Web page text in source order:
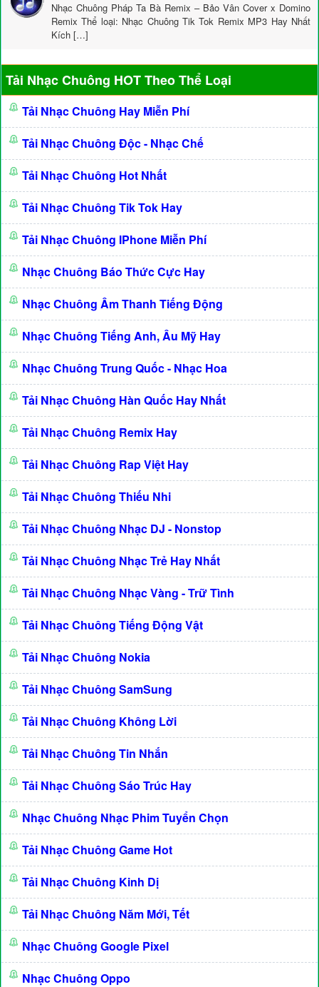
Nhạc Chuông Pháp Ta Bà Remix – Bảo Vân Cover x Domino
Remix Thể loại: Nhạc Chuông Tik Tok Remix MP3 Hay Nhất
Kích […]
Tải Nhạc Chuông HOT Theo Thể Loại
Tải Nhạc Chuông Hay Miễn Phí
Tải Nhạc Chuông Độc - Nhạc Chế
Tải Nhạc Chuông Hot Nhất
Tải Nhạc Chuông Tik Tok Hay
Tải Nhạc Chuông IPhone Miễn Phí
Nhạc Chuông Báo Thức Cực Hay
Nhạc Chuông Âm Thanh Tiếng Động
Nhạc Chuông Tiếng Anh, Âu Mỹ Hay
Nhạc Chuông Trung Quốc - Nhạc Hoa
Tải Nhạc Chuông Hàn Quốc Hay Nhất
Tải Nhạc Chuông Remix Hay
Tải Nhạc Chuông Rap Việt Hay
Tải Nhạc Chuông Thiếu Nhi
Tải Nhạc Chuông Nhạc DJ - Nonstop
Tải Nhạc Chuông Nhạc Trẻ Hay Nhất
Tải Nhạc Chuông Nhạc Vàng - Trữ Tình
Tải Nhạc Chuông Tiếng Động Vật
Tải Nhạc Chuông Nokia
Tải Nhạc Chuông SamSung
Tải Nhạc Chuông Không Lời
Tải Nhạc Chuông Tin Nhắn
Tải Nhạc Chuông Sáo Trúc Hay
Nhạc Chuông Nhạc Phim Tuyển Chọn
Tải Nhạc Chuông Game Hot
Tải Nhạc Chuông Kinh Dị
Tải Nhạc Chuông Năm Mới, Tết
Nhạc Chuông Google Pixel
Nhạc Chuông Oppo